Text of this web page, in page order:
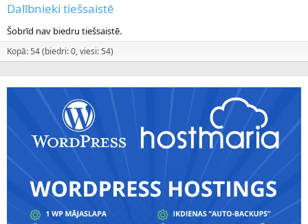
Dalībnieki tiešsaistē
Šobrīd nav biedru tiešsaistē.
Kopā: 54 (biedri: 0, viesi: 54)